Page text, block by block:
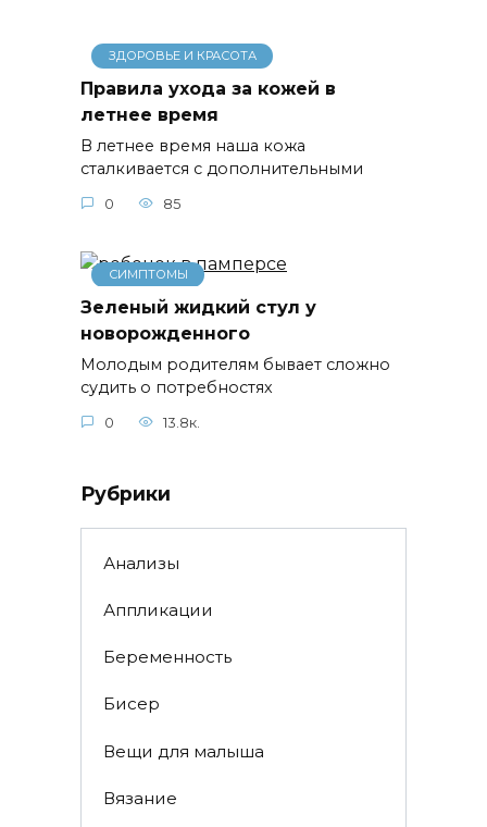
ЗДОРОВЬЕ И КРАСОТА
Правила ухода за кожей в
летнее время
В летнее время наша кожа
сталкивается с дополнительными
0 85
СИМПТОМЫ
Зеленый жидкий стул у
новорожденного
Молодым родителям бывает сложно
судить о потребностях
0 13.8к.
Рубрики
Анализы
Аппликации
Беременность
Бисер
Вещи для малыша
Вязание